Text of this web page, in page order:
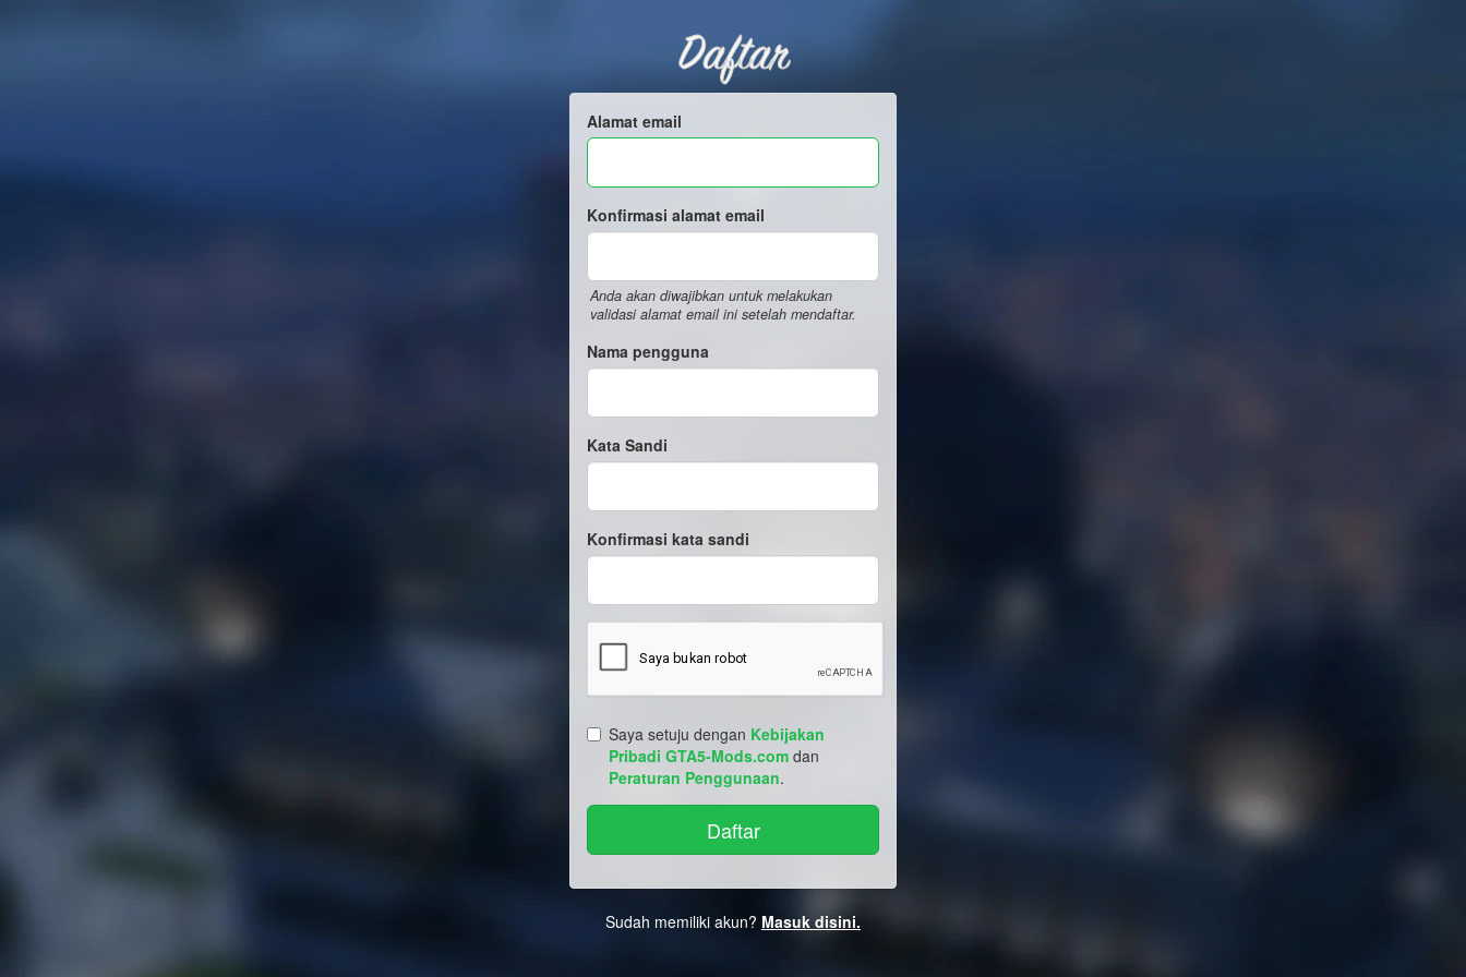
Daftar
Alamat email
Konfirmasi alamat email
Anda akan diwajibkan untuk melakukan
validasi alamat email ini setelah mendaftar.
Nama pengguna
Kata Sandi
Konfirmasi kata sandi
Saya setuju dengan Kebijakan
Pribadi GTA5-Mods.com dan
Peraturan Penggunaan.
Sudah memiliki akun? Masuk disini.